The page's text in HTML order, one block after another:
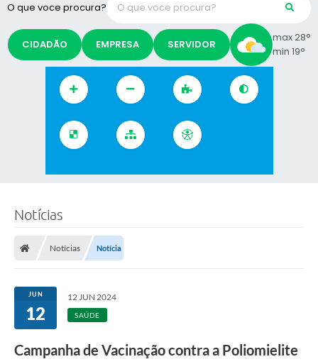
O que voce procura?
CIDADÃO EMPRESA SERVIDOR
max 28°
min 19°
Notícias
Notícias Notícia
JUN
12
12 JUN 2024
SAÚDE
Campanha de Vacinação contra a Poliomielite